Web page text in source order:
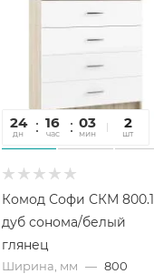
24
дн
16
час
03
мин
29
сек
2
шт
Комод Софи СКМ 800.1
дуб сонома/белый
глянец
Ширина, мм — 800